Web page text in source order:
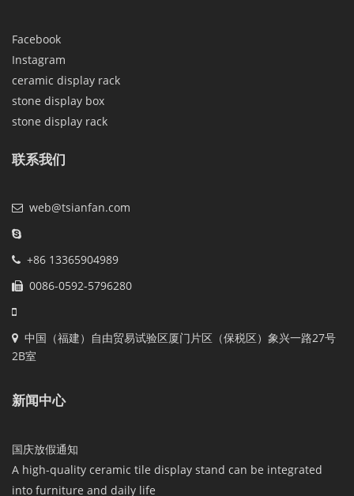
Facebook
Instagram
ceramic display rack
stone display box
stone display rack
联系我们
web@tsianfan.com
+86 13365904989
0086-0592-5796280
中国（福建）自由贸易试验区厦门片区（保税区）象兴一路27号
2B室
新闻中心
国庆放假通知
A high-quality ceramic tile display stand can be integrated
into furniture and daily life